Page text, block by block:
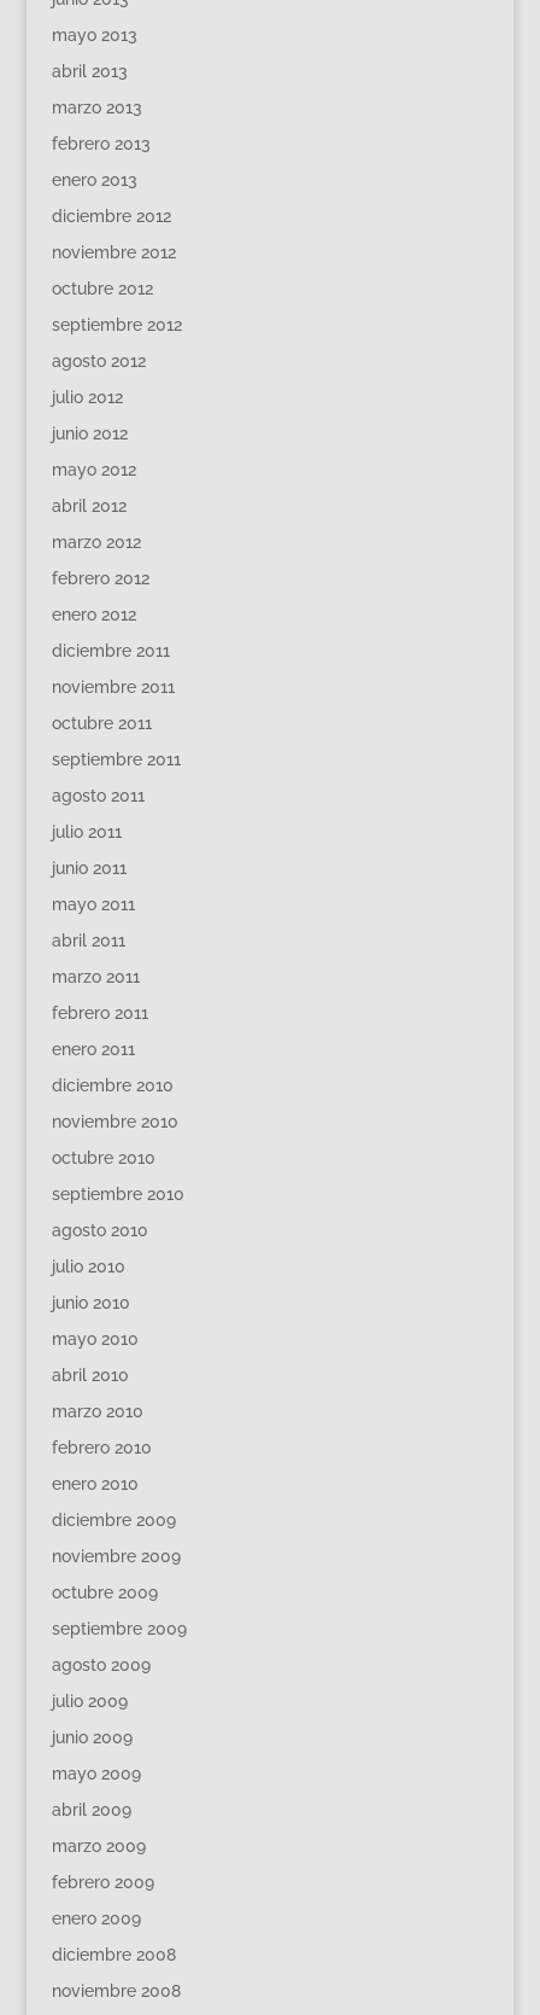
mayo 2013
abril 2013
marzo 2013
febrero 2013
enero 2013
diciembre 2012
noviembre 2012
octubre 2012
septiembre 2012
agosto 2012
julio 2012
junio 2012
mayo 2012
abril 2012
marzo 2012
febrero 2012
enero 2012
diciembre 2011
noviembre 2011
octubre 2011
septiembre 2011
agosto 2011
julio 2011
junio 2011
mayo 2011
abril 2011
marzo 2011
febrero 2011
enero 2011
diciembre 2010
noviembre 2010
octubre 2010
septiembre 2010
agosto 2010
julio 2010
junio 2010
mayo 2010
abril 2010
marzo 2010
febrero 2010
enero 2010
diciembre 2009
noviembre 2009
octubre 2009
septiembre 2009
agosto 2009
julio 2009
junio 2009
mayo 2009
abril 2009
marzo 2009
febrero 2009
enero 2009
diciembre 2008
noviembre 2008